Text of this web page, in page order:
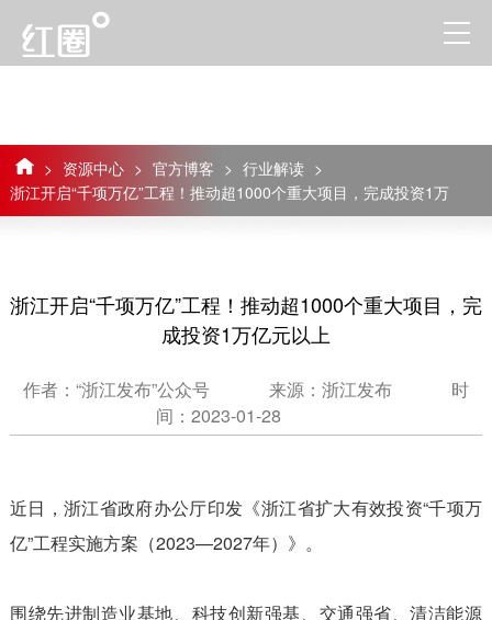
> 资源中心 > 官方博客 > 行业解读 >
浙江开启“千项万亿”工程！推动超1000个重大项目，完成投资1万
亿元以上
浙江开启“千项万亿”工程！推动超1000个重大项目，完
成投资1万亿元以上
作者：“浙江发布”公众号 来源：浙江发布
时
间：2023-01-28
近日，浙江省政府办公厅印发《浙江省扩大有效投资“千项万
亿”工程实施方案（2023—2027年）》。
围绕先进制造业基地、科技创新强基、交通强省、清洁能源